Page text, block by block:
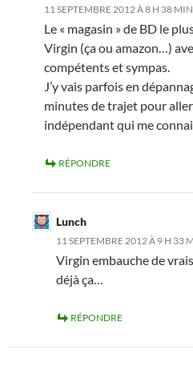
11 SEPTEMBRE 2012 À 8 H 38 MIN
Le « magasin » de BD le
Virgin (ça ou amazon…)
compétents et sympas.
J’y vais parfois en
minutes de trajet pour
indépendant qui me
RÉPONDRE
Lunch
11 SEPTEMBRE 2012 À 9 H 33
Virgin embauche de
déjà ça…
RÉPONDRE